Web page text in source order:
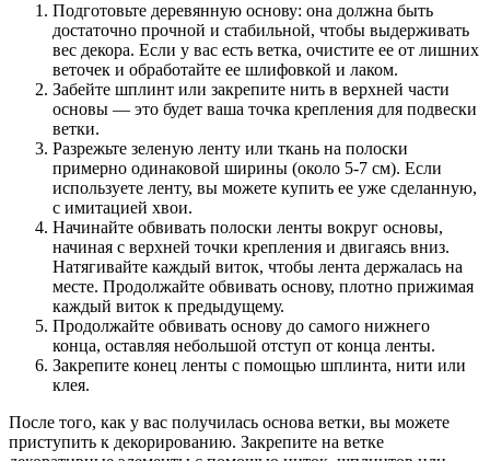
Подготовьте деревянную основу: она должна быть
достаточно прочной и стабильной, чтобы выдерживать
вес декора. Если у вас есть ветка, очистите ее от лишних
веточек и обработайте ее шлифовкой и лаком.
Забейте шплинт или закрепите нить в верхней части
основы — это будет ваша точка крепления для подвески
ветки.
Разрежьте зеленую ленту или ткань на полоски
примерно одинаковой ширины (около 5-7 см). Если
используете ленту, вы можете купить ее уже сделанную,
с имитацией хвои.
Начинайте обвивать полоски ленты вокруг основы,
начиная с верхней точки крепления и двигаясь вниз.
Натягивайте каждый виток, чтобы лента держалась на
месте. Продолжайте обвивать основу, плотно прижимая
каждый виток к предыдущему.
Продолжайте обвивать основу до самого нижнего
конца, оставляя небольшой отступ от конца ленты.
Закрепите конец ленты с помощью шплинта, нити или
клея.
После того, как у вас получилась основа ветки, вы можете
приступить к декорированию. Закрепите на ветке